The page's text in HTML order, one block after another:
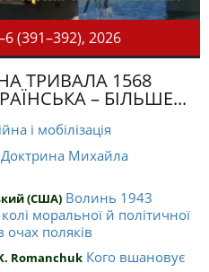
(391–392), 2026
ТРИВАЛА 1568
– БІЛЬШЕ...
і мобілізація
Доктрина Михайла
(США) Волинь 1943
моральної й політичної
очах поляків
Romanchuk Кого вшановує